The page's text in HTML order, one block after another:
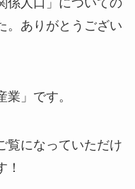
。ありがとうござい
」です。
覧になっていただけ
！